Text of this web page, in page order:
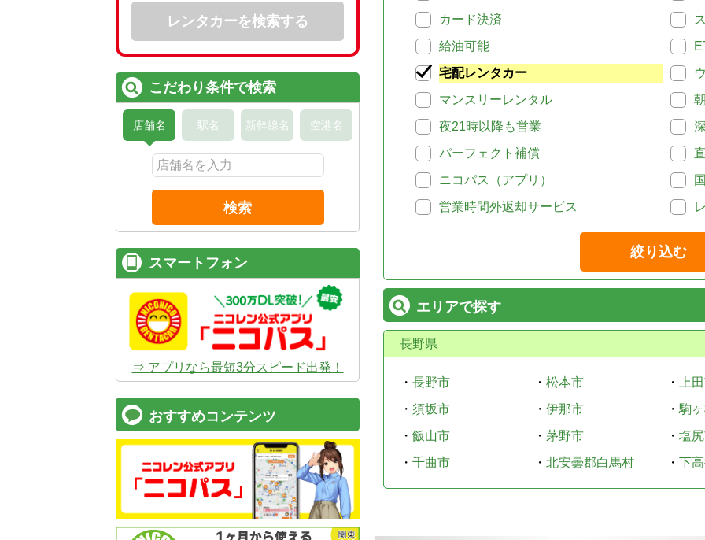
カード決済
給油可能
宅配レンタカー
マンスリーレンタル
夜21時以降も営業
パーフェクト補償
ニコパス（アプリ）
営業時間外返却サービス
絞り込む
エリアで探す
長野県
・ 長野市 ・ 松本市 ・
上
・ 須坂市 ・ 伊那市 ・ 駒
・ 飯山市 ・ 茅野市 ・ 塩
・ 千曲市 ・ 北安曇郡白馬村 ・ 下
レンタカーを検索する
こだわり条件で検索
店舗名 駅名 新幹線名 空港名
検索
スマートフォン
⇒ アプリなら最短3分スピード出発！
おすすめコンテンツ